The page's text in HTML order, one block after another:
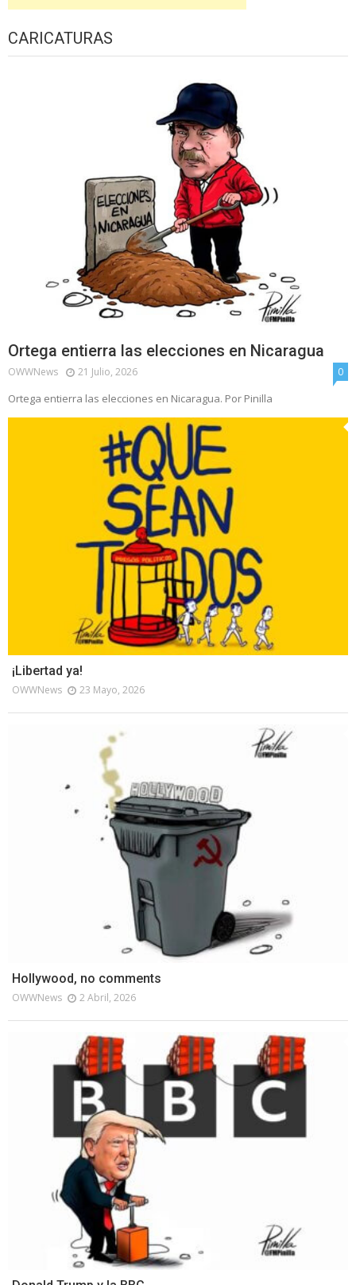
CARICATURAS
Ortega entierra las elecciones en Nicaragua
OWWNews 21 Julio, 2026 0
Ortega entierra las elecciones en Nicaragua. Por Pinilla
¡Libertad ya!
OWWNews 23 Mayo, 2026
Hollywood, no comments
OWWNews 2 Abril, 2026